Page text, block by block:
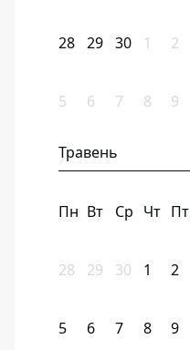
28 29 30 1 2
5 6 7 8 9
Травень
Пн Вт Ср Чт Пт
28 29 30 1 2
5 6 7 8 9